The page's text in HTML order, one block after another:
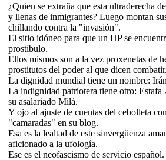
¿Quien se extraña que esta ultraderecha
y llenas de inmigrantes? Luego montan
chillando contra la "invasión".
El sitio idóneo para que un HP se
prostíbulo.
Ellos mismos son a la vez proxenetas de
prostitutos del poder al que dicen combatir.
La dignidad mundial tiene un nombre:
La indignidad patriotera tiene otro:
su asalariado Milá.
Y ojo al ajuste de cuentas del cebolleta
"camaradas" en su blog.
Esa es la lealtad de este sinvergüenza
aficionado a la ufología.
Ese es el neofascismo de servicio español.